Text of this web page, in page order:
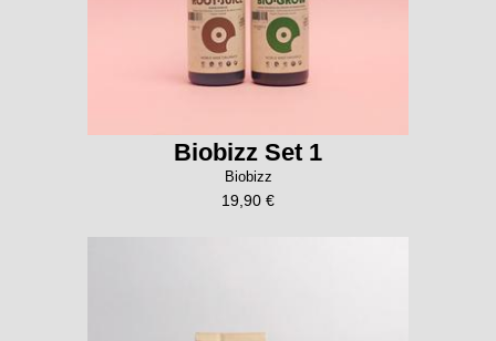
Biobizz Set 1
Biobizz
19,90 €